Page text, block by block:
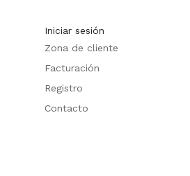
Iniciar sesión
Zona de cliente
Facturación
Registro
Contacto